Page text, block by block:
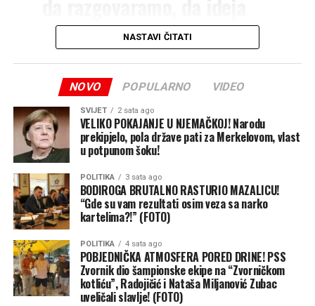
mjestu!”, poručuju iz PSS
Zvornik.
Ovogodišnji „Zvornički kotlić“ još jednom je potvrdio da
su drinska plaža i dobra hrana savršen recept za spajanje
ljudi, promociju turizma i očuvanje duha zajedništva u
Zvorniku.
Banjaluka24
jednog narodnog pokreta
zaživi među narodom i da
svaku našu riječ
pretvorimo u djelo. Tako
smo radili do sada i imamo
elana da nastavimo”,
poručio je Stanivuković.
On se ovom prilikom osvrnuo i na opstrukcije i probleme
sa kojima se PSS suočio tokom postavljanja štandova za
prikupljanje potpisa u okviru narodne inicijative
„Zdravlje bez poreza“. Iako su svi zahtjevi predati na
vrijeme, pisani odgovor od nadležnih organa nikada nije
stigao.
NASTAVI ČITATI
NOVO POPULARNO VIDEO
SVIJET 2 sata ago
VELIKO POKAJANJE U NJEMAČKOJ! Narodu
prekipjelo, pola države pati za Merkelovom, vlast
u potpunom šoku!
POLITIKA 3 sata ago
BODIROGA BRUTALNO RASTURIO MAZALICU!
“Gde su vam rezultati osim veza sa narko
kartelima?!” (FOTO)
POLITIKA 4 sata ago
POBJEDNIČKA ATMOSFERA PORED DRINE! PSS
Zvornik dio šampionske ekipe na “Zvorničkom
kotliću”, Radojičić i Nataša Miljanović Zubac
uveličali slavlje! (FOTO)